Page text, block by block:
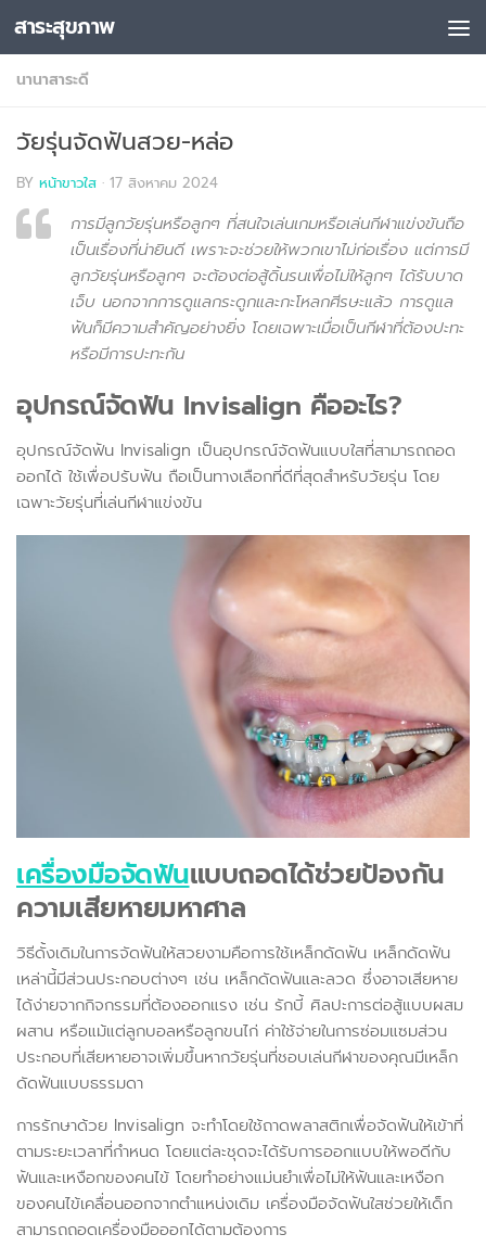
Skip to content
สาระสุขภาพ
นานาสาระดี
วัยรุ่นจัดฟันสวย-หล่อ
BY หน้าขาวใส · 17 สิงหาคม 2024
การมีลูกวัยรุ่นหรือลูกๆ ที่สนใจเล่นเกมหรือเล่นกีฬาแข่งขันถือ
เป็นเรื่องที่น่ายินดี เพราะจะช่วยให้พวกเขาไม่ก่อเรื่อง แต่การมี
ลูกวัยรุ่นหรือลูกๆ จะต้องต่อสู้ดิ้นรนเพื่อไม่ให้ลูกๆ ได้รับบาด
เจ็บ นอกจากการดูแลกระดูกและกะโหลกศีรษะแล้ว การดูแล
ฟันก็มีความสำคัญอย่างยิ่ง โดยเฉพาะเมื่อเป็นกีฬาที่ต้องปะทะ
หรือมีการปะทะกัน
อุปกรณ์จัดฟัน Invisalign คืออะไร?
อุปกรณ์จัดฟัน Invisalign เป็นอุปกรณ์จัดฟันแบบใสที่สามารถถอด
ออกได้ ใช้เพื่อปรับฟัน ถือเป็นทางเลือกที่ดีที่สุดสำหรับวัยรุ่น โดย
เฉพาะวัยรุ่นที่เล่นกีฬาแข่งขัน
เครื่องมือจัดฟันแบบถอดได้ช่วยป้องกัน
ความเสียหายมหาศาล
วิธีดั้งเดิมในการจัดฟันให้สวยงามคือการใช้เหล็กดัดฟัน เหล็กดัดฟัน
เหล่านี้มีส่วนประกอบต่างๆ เช่น เหล็กดัดฟันและลวด ซึ่งอาจเสียหาย
ได้ง่ายจากกิจกรรมที่ต้องออกแรง เช่น รักบี้ ศิลปะการต่อสู้แบบผสม
ผสาน หรือแม้แต่ลูกบอลหรือลูกขนไก่ ค่าใช้จ่ายในการซ่อมแซมส่วน
ประกอบที่เสียหายอาจเพิ่มขึ้นหากวัยรุ่นที่ชอบเล่นกีฬาของคุณมีเหล็ก
ดัดฟันแบบธรรมดา
การรักษาด้วย Invisalign จะทำโดยใช้ถาดพลาสติกเพื่อจัดฟันให้เข้าที่
ตามระยะเวลาที่กำหนด โดยแต่ละชุดจะได้รับการออกแบบให้พอดีกับ
ฟันและเหงือกของคนไข้ โดยทำอย่างแม่นยำเพื่อไม่ให้ฟันและเหงือก
ของคนไข้เคลื่อนออกจากตำแหน่งเดิม เครื่องมือจัดฟันใสช่วยให้เด็ก
สามารถถอดเครื่องมือออกได้ตามต้องการ